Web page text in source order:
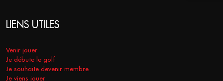
LIENS UTILES
Venir jouer
Je débute le golf
Je souhaite devenir membre
Je viens jouer